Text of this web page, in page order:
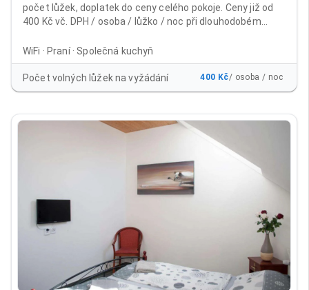
počet lůžek, doplatek do ceny celého pokoje. Ceny již od
400 Kč vč. DPH / osoba / lůžko / noc při dlouhodobém
/ lůžko / noc od 10 nocí 500 Kč /osoba / lůžko / noc 15 - 30
nocí 450 Kč / osoba / lůžko / noc při platbě na 30 nocí
dopředu 400 Kč / osoba / lůžko /noc Cena již obsahuje
poplatek městu 21Kč/noc
WiFi · Praní · Společná kuchyň
Počet volných lůžek na vyžádání 400 Kč/ osoba / noc